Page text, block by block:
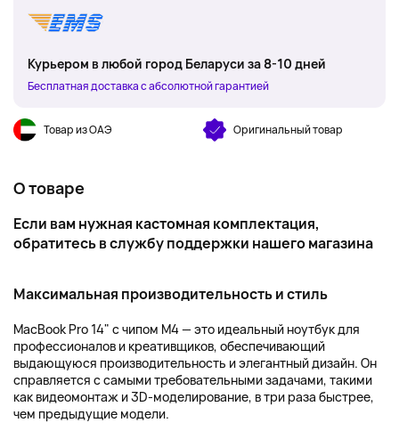
Курьером в любой город Беларуси за 8-10 дней
Бесплатная доставка с абсолютной гарантией
Товар из ОАЭ Оригинальный товар
О товаре
Если вам нужная кастомная комплектация,
обратитесьв службу поддержки нашего магазина
Максимальная производительность и стиль
MacBook Pro 14" с чипом M4 — это идеальный ноутбук для
профессионалов и креативщиков, обеспечивающий
выдающуюся производительность и элегантный дизайн. Он
справляется с самыми требовательными задачами, такими
как видеомонтаж и 3D-моделирование, в три раза быстрее,
чем предыдущие модели.